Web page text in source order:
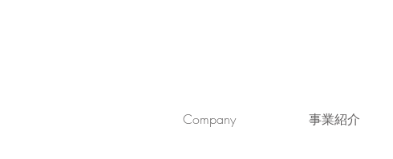
Company 事業紹介